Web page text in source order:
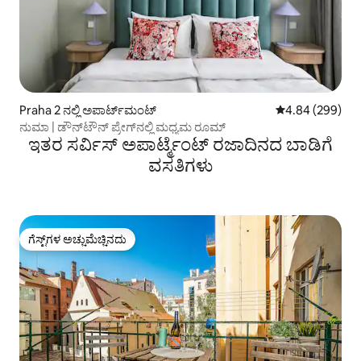
Praha 2 ನಲ್ಲಿ ಅಪಾರ್ಟ್‌ಮಂಟ್ 5 ರಲ್ಲಿ 4.84
4.84 (299)
ನುಮಾ | ಡೌನ್‌ಟೌನ್ ಪ್ರೇಗ್‌ನಲ್ಲಿ ಮಧ್ಯಮ ರೂಮ್
ಇತರ ಸರ್ವಿಸ್ ಅಪಾರ್ಟ್ಮೆಂಟ್ ರಜಾದಿನದ ಬಾಡಿಗೆ
ವಸತಿಗಳು
ಗೆಸ್ಟ್‌ಗಳ ಅಚ್ಚುಮೆಚ್ಚಿನದು
ಗೆಸ್ಟ್‌ಗಳ ಅಚ್ಚುಮೆಚ್ಚಿನದು